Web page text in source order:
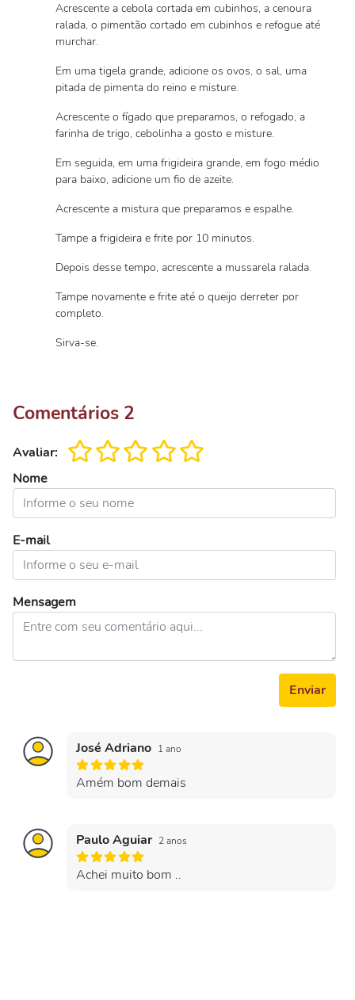
Acrescente a cebola cortada em cubinhos, a cenoura
ralada, o pimentão cortado em cubinhos e refogue até
murchar.
Em uma tigela grande, adicione os ovos, o sal, uma
pitada de pimenta do reino e misture.
Acrescente o fígado que preparamos, o refogado, a
farinha de trigo, cebolinha a gosto e misture.
Em seguida, em uma frigideira grande, em fogo médio
para baixo, adicione um fio de azeite.
Acrescente a mistura que preparamos e espalhe.
Tampe a frigideira e frite por 10 minutos.
Depois desse tempo, acrescente a mussarela ralada.
Tampe novamente e frite até o queijo derreter por
completo.
Sirva-se.
Comentários 2
Avaliar:
Nome
E-mail
Mensagem
Enviar
José Adriano 1 ano
Amém bom demais
Paulo Aguiar 2 anos
Achei muito bom ..